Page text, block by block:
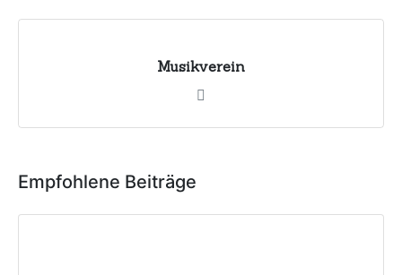
Musikverein
Empfohlene Beiträge